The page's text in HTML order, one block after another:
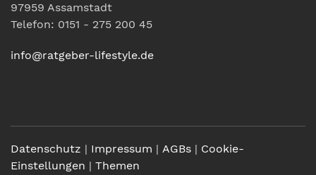
97959 Assamstadt
Telefon: 0151 - 275 200 45
info@ratgeber-lifestyle.de
Datenschutz | Impressum | AGBs | Cookie-
Einstellungen | Themen